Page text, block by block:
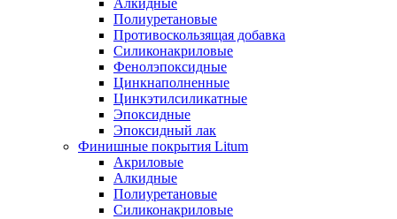
Алкидные
Полиуретановые
Противоскользящая добавка
Силиконакриловые
Фенолэпоксидные
Цинкнаполненные
Цинкэтилсиликатные
Эпоксидные
Эпоксидный лак
Финишные покрытия Litum
Акриловые
Алкидные
Полиуретановые
Силиконакриловые